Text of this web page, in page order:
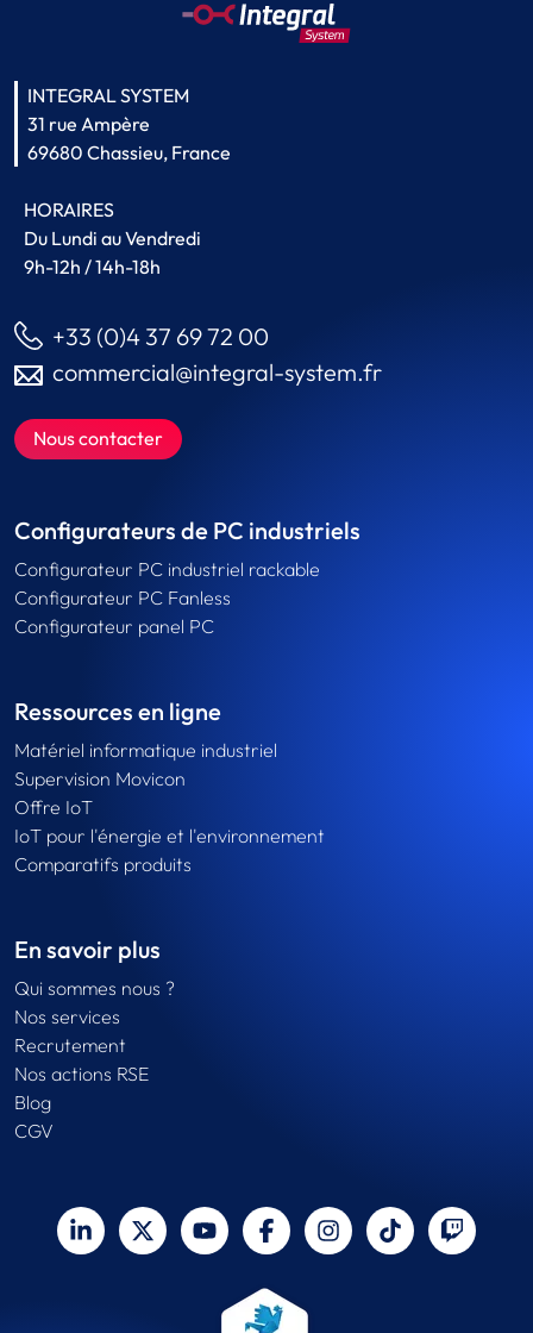
INTEGRAL SYSTEM
31 rue Ampère
69680 Chassieu, France
HORAIRES
Du Lundi au Vendredi
9h-12h / 14h-18h
+33 (0)4 37 69 72 00
commercial@integral-system.fr
Nous contacter
Configurateurs de PC industriels
Configurateur PC industriel rackable
Configurateur PC Fanless
Configurateur panel PC
Ressources en ligne
Matériel informatique industriel
Supervision Movicon
Offre IoT
IoT pour l'énergie et l'environnement
Comparatifs produits
En savoir plus
Qui sommes nous ?
Nos services
Recrutement
Nos actions RSE
Blog
CGV